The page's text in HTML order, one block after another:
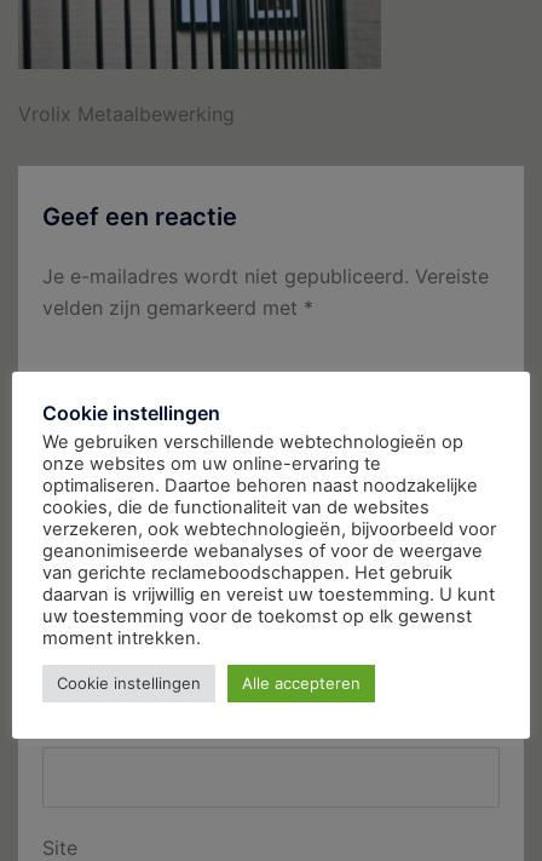
Vrolix Metaalbewerking
Geef een reactie
Je e-mailadres wordt niet gepubliceerd. Vereiste
velden zijn gemarkeerd met *
Naam*
Site
Cookie instellingen
We gebruiken verschillende webtechnologieën op
onze websites om uw online-ervaring te
optimaliseren. Daartoe behoren naast noodzakelijke
cookies, die de functionaliteit van de websites
verzekeren, ook webtechnologieën, bijvoorbeeld voor
geanonimiseerde webanalyses of voor de weergave
van gerichte reclameboodschappen. Het gebruik
daarvan is vrijwillig en vereist uw toestemming. U kunt
uw toestemming voor de toekomst op elk gewenst
moment intrekken.
Cookie instellingen Alle accepteren